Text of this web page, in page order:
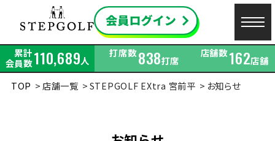
累計
会員数110,689人
打席数838打席
店舗数162店舗
TOP
店舗一覧 STEPGOLF EXtra 宮前平 お知らせ